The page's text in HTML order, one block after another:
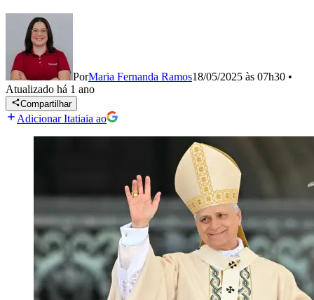
PorMaria Fernanda Ramos18/05/2025 às 07h30 •
Atualizado há 1 ano
Compartilhar
Adicionar Itatiaia ao